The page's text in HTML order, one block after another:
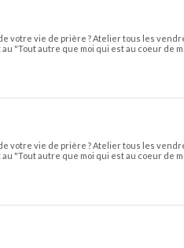
votre vie de prière ? Atelier tous les
"Tout autre que moi qui est au coeur de
votre vie de prière ? Atelier tous les
"Tout autre que moi qui est au coeur de